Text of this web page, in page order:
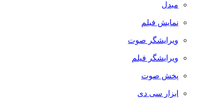
مبدل
نمایش فیلم
ویرایشگر صوت
ویرایشگر فیلم
پخش صوت
ابزار سی دی